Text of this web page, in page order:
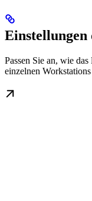
Einstellungen
Passen Sie an, wie
einzelnen